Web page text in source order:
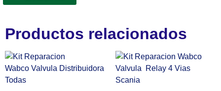
Productos relacionados